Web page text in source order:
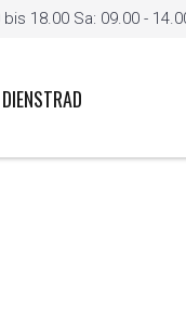
18.00 Sa: 09.00 -
DIENSTRAD